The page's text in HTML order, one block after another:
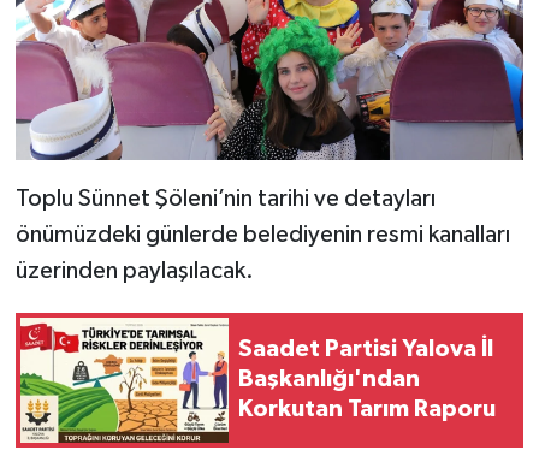
Toplu Sünnet Şöleni’nin tarihi ve detayları
önümüzdeki günlerde belediyenin resmi kanalları
üzerinden paylaşılacak.
Saadet Partisi Yalova İl
Başkanlığı'ndan
Korkutan Tarım Raporu